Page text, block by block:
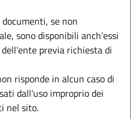
se non
sono disponibili anch'essi
previa richiesta di
risponde in alcun caso di
dall'uso improprio dei
nel sito.